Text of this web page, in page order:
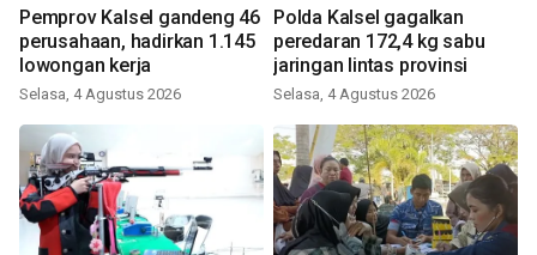
Pemprov Kalsel gandeng 46
perusahaan, hadirkan 1.145
lowongan kerja
Selasa, 4 Agustus 2026
Polda Kalsel gagalkan
peredaran 172,4 kg sabu
jaringan lintas provinsi
Selasa, 4 Agustus 2026